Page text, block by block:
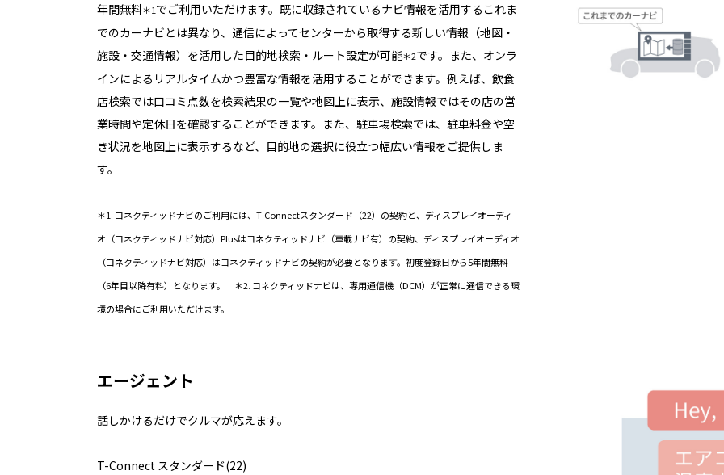
年間無料＊1でご利用いただけます。既に収録されているナビ情報を活用するこれま
でのカーナビとは異なり、通信によってセンターから取得する新しい情報（地図・
施設・交通情報）を活用した目的地検索・ルート設定が可能＊2です。また、オンラ
インによるリアルタイムかつ豊富な情報を活用することができます。例えば、飲食
店検索では口コミ点数を検索結果の一覧や地図上に表示、施設情報ではその店の営
業時間や定休日を確認することができます。また、駐車場検索では、駐車料金や空
き状況を地図上に表示するなど、目的地の選択に役立つ幅広い情報をご提供しま
す。
＊1. コネクティッドナビのご利用には、T-Connectスタンダード（22）の契約と、ディスプレイオーディ
オ（コネクティッドナビ対応）Plusはコネクティッドナビ（車載ナビ有）の契約、ディスプレイオーディオ
（コネクティッドナビ対応）はコネクティッドナビの契約が必要となります。初度登録日から5年間無料
（6年目以降有料）となります。 ＊2. コネクティッドナビは、専用通信機（DCM）が正常に通信できる環
境の場合にご利用いただけます。
エージェント
話しかけるだけでクルマが応えます。
T-Connect スタンダード(22)